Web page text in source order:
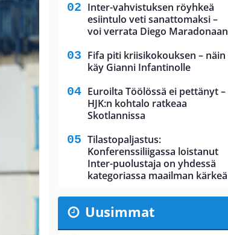
Inter-vahvistuksen röyhkeä
esiintulo veti sanattomaksi –
voi verrata Diego Maradonaan
Fifa piti kriisikokouksen – näin
käy Gianni Infantinolle
Euroilta Töölössä ei pettänyt –
HJK:n kohtalo ratkeaa
Skotlannissa
Tilastopaljastus:
Konferenssiliigassa loistanut
Inter-puolustaja on yhdessä
kategoriassa maailman kärkeä
Uusimmat